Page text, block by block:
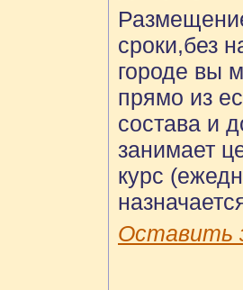
сроки,без
городе вы
прямо из
состава и
занимает
курс
Оставить